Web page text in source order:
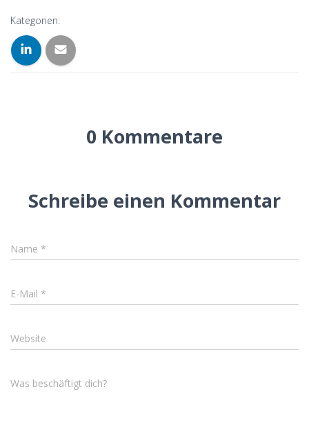
Kategorien:
0 Kommentare
Schreibe einen Kommentar
Name *
E-Mail *
Website
Was beschäftigt dich?